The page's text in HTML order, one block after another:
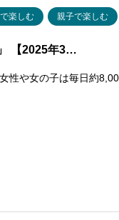
楽しむ 親子で楽しむ
【2025年3…
性や女の子は毎日約